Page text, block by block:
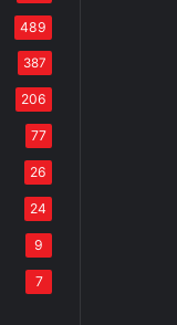
489
387
206
77
26
24
9
7